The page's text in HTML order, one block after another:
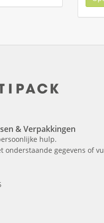
& Verpakkingen
hulp.
onderstaande gegevens of